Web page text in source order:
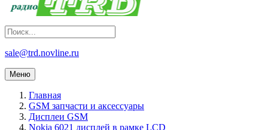
sale@trd.novline.ru
Меню
Главная
GSM запчасти и аксессуары
Дисплеи GSM
Nokia 6021 дисплей в рамке LCD